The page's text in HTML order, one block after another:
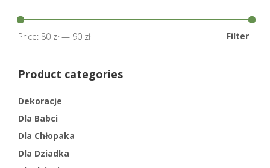
Filter
Price: 80 zł — 90 zł
Product categories
Dekoracje
Dla Babci
Dla Chłopaka
Dla Dziadka